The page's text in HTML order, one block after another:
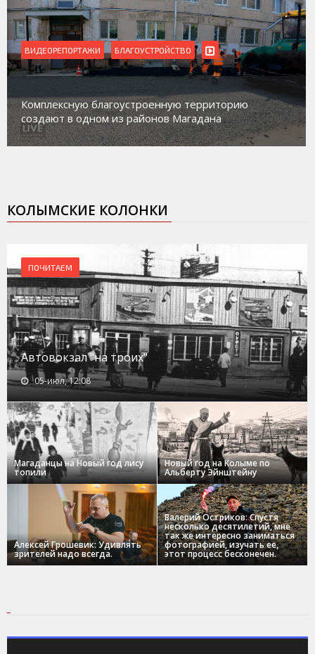
ВИДЕОРЕПОРТАЖИ БЛАГОУСТРОЙСТВО
Комплексную благоустроенную территорию
создают в одном из районов Магадана
КОЛЫМСКИЕ КОЛОНКИ
ПОЧИТАЕМ
Автовокзал "на троих"
05-июл, 12:08
Магаданцы на Новый год лису
топили
Новый год на Колыме по
Альберту Эйнштейну
Алексей Грошевик: Удивлять
зрителей надо всегда.
Валерий Остриков: Спустя
несколько десятилетий, мне
так же интересно заниматься
фотографией, изучать ее,
этот процесс бесконечен.